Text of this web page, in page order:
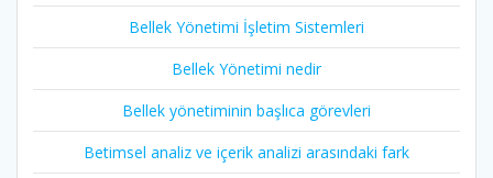
Bellek Yönetimi İşletim Sistemleri
Bellek Yönetimi nedir
Bellek yönetiminin başlıca görevleri
Betimsel analiz ve içerik analizi arasındaki fark